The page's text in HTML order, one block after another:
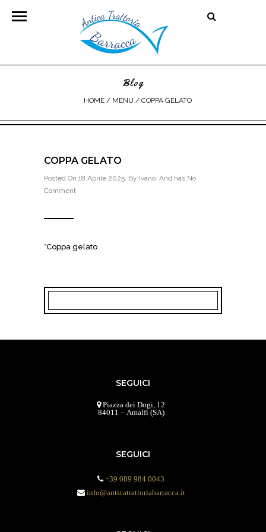
Blog
HOME/ MENU / COPPA GELATO
COPPA GELATO
Posted On 18 Aprile 2025 By Ivano And has No
Comment
*Coppa gelato
SEGUICI
Piazza dei Dogi, 12
84011 – Amalfi (SA)
SEGUICI
+39 089 984 0043
info@anticatrattoriabarracca.it